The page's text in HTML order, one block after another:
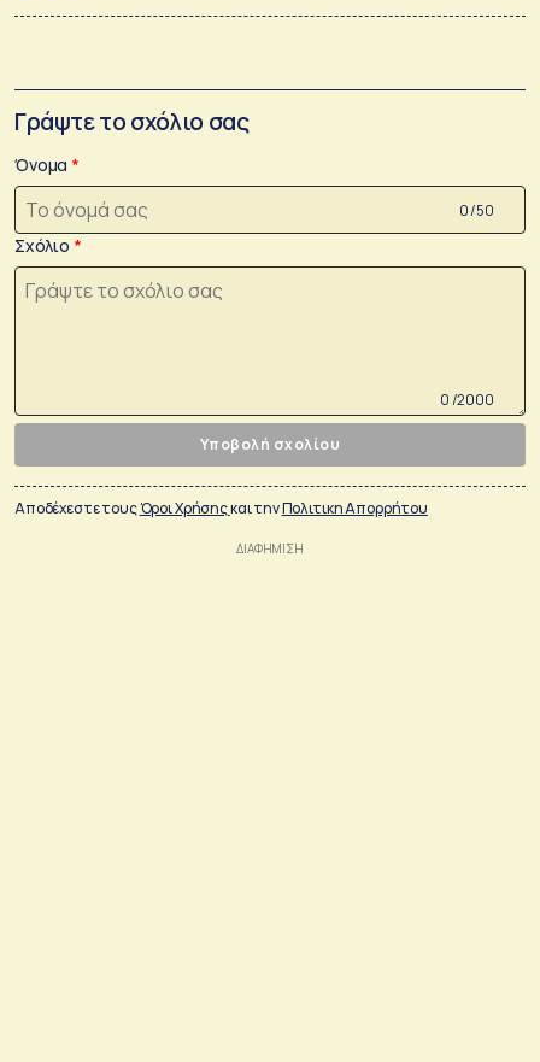
Γράψτε το σχόλιο σας
Όνομα
0 /50
Σχόλιο
0 /2000
Υποβολή σχολίου
Αποδέχεστε τουςΌροι Χρήσηςκαι τηνΠολιτικη Απορρήτου